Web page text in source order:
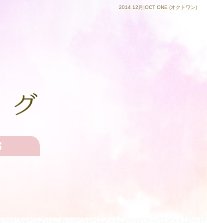
2014 12月|OCT ONE (オクトワン)